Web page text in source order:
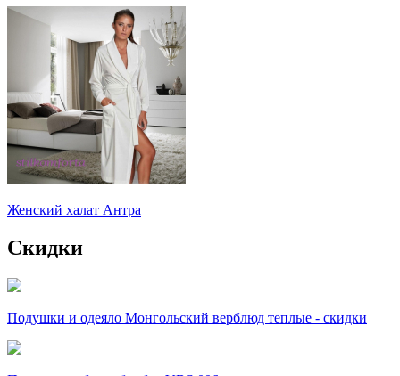
Женский халат Антра
Скидки
Подушки и одеяло Монгольский верблюд теплые - скидки